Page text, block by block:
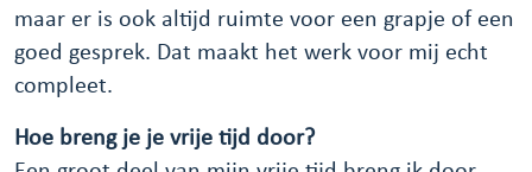
maar er is ook altijd ruimte voor een grapje of een
goed gesprek. Dat maakt het werk voor mij echt
compleet.
Hoe breng je je vrije tijd door?